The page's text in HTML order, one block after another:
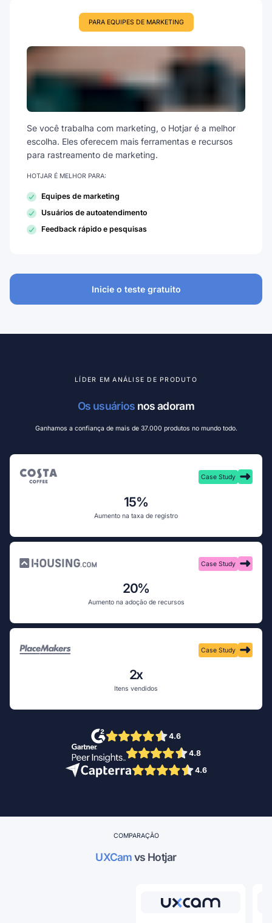
PARA EQUIPES DE MARKETING
Se você trabalha com marketing, o Hotjar é a melhor
escolha. Eles oferecem mais ferramentas e recursos
para rastreamento de marketing.
HOTJAR É MELHOR PARA:
Equipes de marketing
Usuários de autoatendimento
Feedback rápido e pesquisas
Inicie o teste gratuito
LÍDER EM ANÁLISE DE PRODUTO
Os usuários nos adoram
Ganhamos a confiança de mais de 37.000 produtos no mundo todo.
Case Study
15%
Aumento na taxa de registro
Case Study
20%
Aumento na adoção de recursos
Case Study
2x
Itens vendidos
4.6
4.8
4.6
COMPARAÇÃO
UXCam vs Hotjar